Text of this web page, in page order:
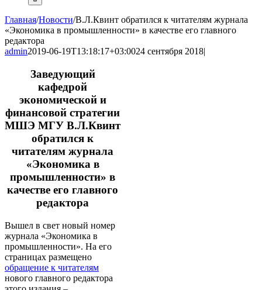
Главная/Новости/В.Л.Квинт обратился к читателям журнала
«Экономика в промышленности» в качестве его главного
редактора
admin2019-06-19T13:18:17+03:0024 сентября 2018|
Заведующий
кафедрой
экономической и
финансовой стратегии
МШЭ МГУ В.Л.Квинт
обратился к
читателям журнала
«Экономика в
промышленности» в
качестве его главного
редактора
Вышел в свет новый номер
журнала «Экономика в
промышленности». На его
страницах размещено
обращение к читателям
нового главного редактора